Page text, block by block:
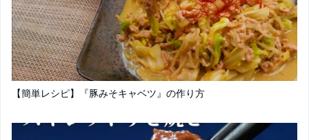
【簡単レシピ】『豚みそキャベツ』の作り方